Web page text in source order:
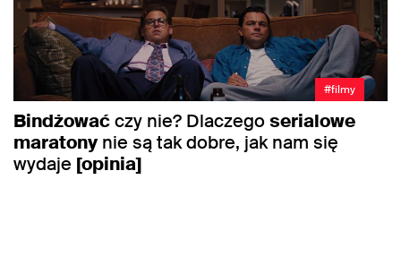
#filmy
Bindżowaćczy nie? Dlaczegoserialowe
maratony nie są tak dobre, jak nam się
wydaje [opinia]